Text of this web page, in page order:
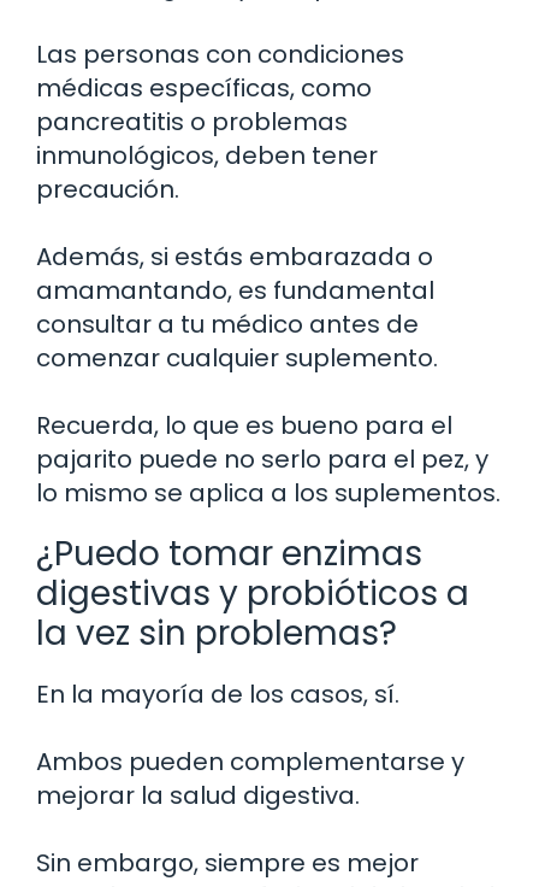
Las personas con condiciones
médicas específicas, como
pancreatitis o problemas
inmunológicos, deben tener
precaución.
Además, si estás embarazada o
amamantando, es fundamental
consultar a tu médico antes de
comenzar cualquier suplemento.
Recuerda, lo que es bueno para el
pajarito puede no serlo para el pez, y
lo mismo se aplica a los suplementos.
¿Puedo tomar enzimas
digestivas y probióticos a
la vez sin problemas?
En la mayoría de los casos, sí.
Ambos pueden complementarse y
mejorar la salud digestiva.
Sin embargo, siempre es mejor